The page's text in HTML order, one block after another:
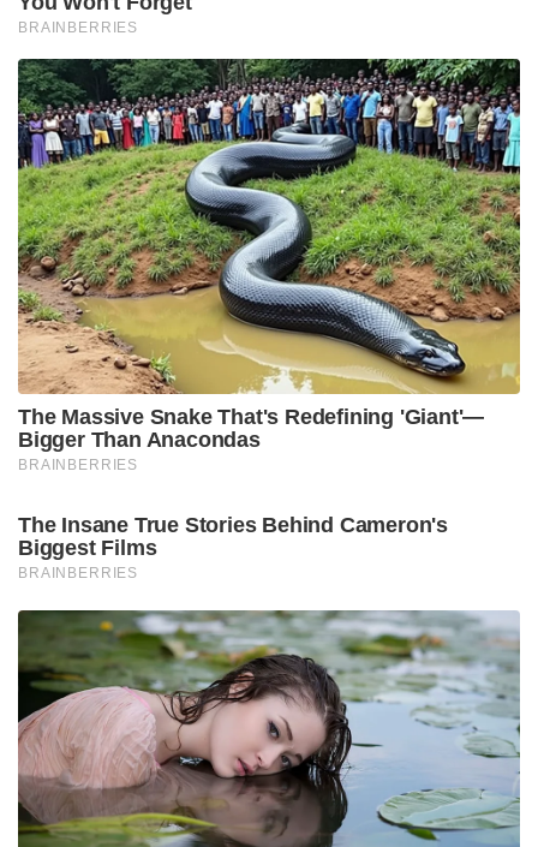
ഈ ഭൂമി കൈമാറ്റത്തോടെ പാതകളുടെ വികസനം
മാത്രമല്ല, അതിർത്തി മേഖലയിലെ രാജ്യസുരക്ഷ
ഉറപ്പാക്കുന്ന വമ്പൻ റെയിൽവേ പദ്ധതിക്കും
കേന്ദ്രത്തിന് വഴിതുറന്നിരിക്കുകയാണ്. നിലവിലുള്ള
ഇരട്ട റെയിൽവേ പാതയ്ക്ക് പകരം ആറ്
ട്രാക്കുകളുള്ള അത്യാധുനിക റെയിൽവേ
സംവിധാനമാണ് കേന്ദ്രം ഇവിടെ ലക്ഷ്യമിടുന്നത്.
ഇതിന്റെ ഭാഗമായി തീൻ മൈൽ ഹാട്ട് മുതൽ
രംഗപാനി സ്റ്റേഷൻ വരെ 40 കിലോമീറ്റർ നീളത്തിൽ
ഭൂഗർഭ റെയിൽവേ ഇടനാഴി നിർമ്മിക്കും.
ശത്രുരാജ്യങ്ങളുടെ വ്യോമാക്രമണങ്ങൾ, ആർട്ടിലറി
ഷെല്ലാക്രമണങ്ങൾ, ആധുനിക ഡ്രോൺ യുദ്ധമുറകൾ
എന്നിവയിൽ നിന്നും ഭാരതത്തിന്റെ സൈനിക
നീക്കങ്ങളെയും ലോജിസ്റ്റിക്സ് വിതരണത്തെയും
പൂർണ്ണമായി സംരക്ഷിക്കാൻ ഭൂമിക്കടിയിൽ 20 മുതൽ
റെയിൽപ്പാത ഒരുങ്ങുന്നത്. പ്രധാനമന്ത്രി നരേന്ദ്ര
മോദിയുടെ ശക്തമായ നേതൃത്വത്തിന് കീഴിൽ
അടിച്ചമർത്താനും വടക്കുകിഴക്കൻ ഭാരതത്തെ
രാജ്യത്തിന്റെ ഹൃദയത്തോട് കൂടുതൽ
ചേർത്തുനിർത്താനും ഈ വികസന കുതിച്ചുചാട്ടം
സഹായിക്കുമെന്നുറപ്പാണ്. രാജ്യസുരക്ഷയിൽ
വിട്ടുവീഴ്ചയില്ലാത്ത ശക്തമായ നിലപാടുമായി ഭാരതം
മുന്നേറുന്നു എന്നതിന്റെ ഏറ്റവും വലിയ തെളിവാണ്
ബംഗാൾ സർക്കാരിന്റെ ഈ പുതിയ നീക്കം.